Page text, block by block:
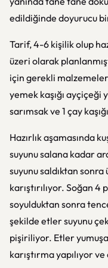
edildiğinde doyurucu
Tarif, 4-6 kişilik olup
üzeri olarak
için gerekli
yemek kaşığı ayçiçeği
sarımsak ve 1 çay
Hazırlık aşamasında
suyunu salana kadar
suyunu saldıktan
karıştırılıyor. Soğan
soyulduktan sonra
şekilde etler suyunu
pişiriliyor. Etler
karıştırma yapılıyor